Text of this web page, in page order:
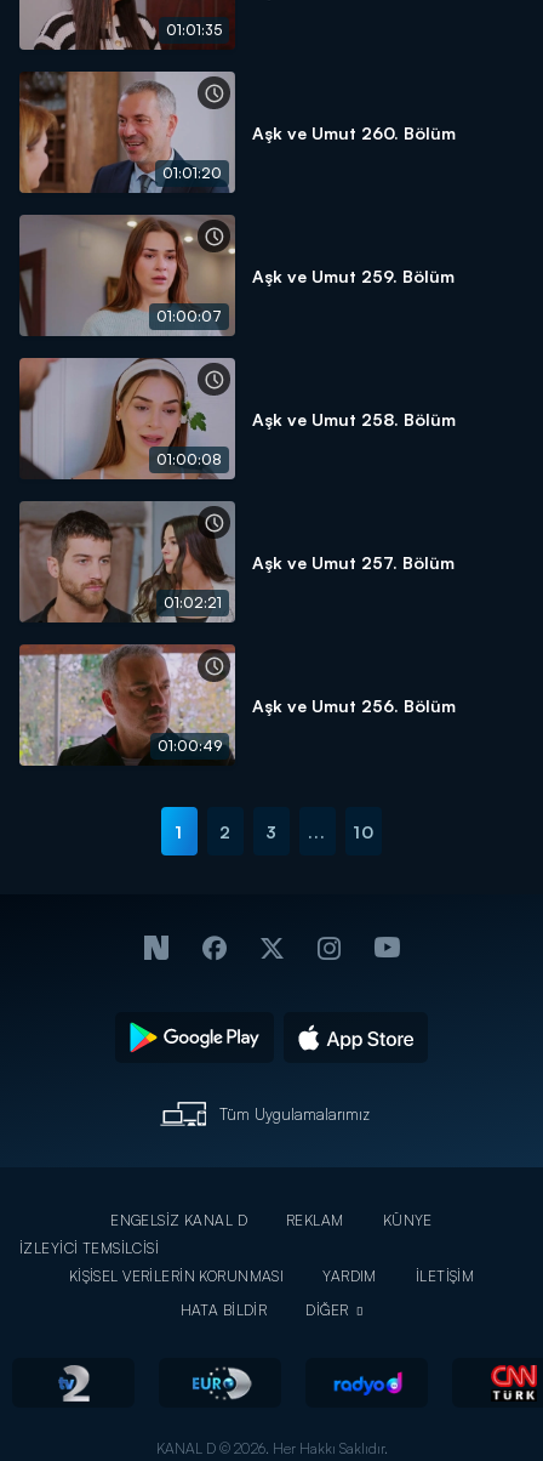
01:01:35
01:01:20
Aşk ve Umut 260. Bölüm
01:00:07
Aşk ve Umut 259. Bölüm
01:00:08
Aşk ve Umut 258. Bölüm
01:02:21
Aşk ve Umut 257. Bölüm
01:00:49
Aşk ve Umut 256. Bölüm
1 2 3 ... 10
Tüm Uygulamalarımız
ENGELSİZ KANAL D REKLAM
KÜNYE
İZLEYİCİ TEMSİLCİSİ
KİŞİSEL VERİLERİN KORUNMASI
YARDIM
İLETİŞİM
HATA BİLDİR
DİĞER
KANAL D © 2026. Her Hakkı Saklıdır.